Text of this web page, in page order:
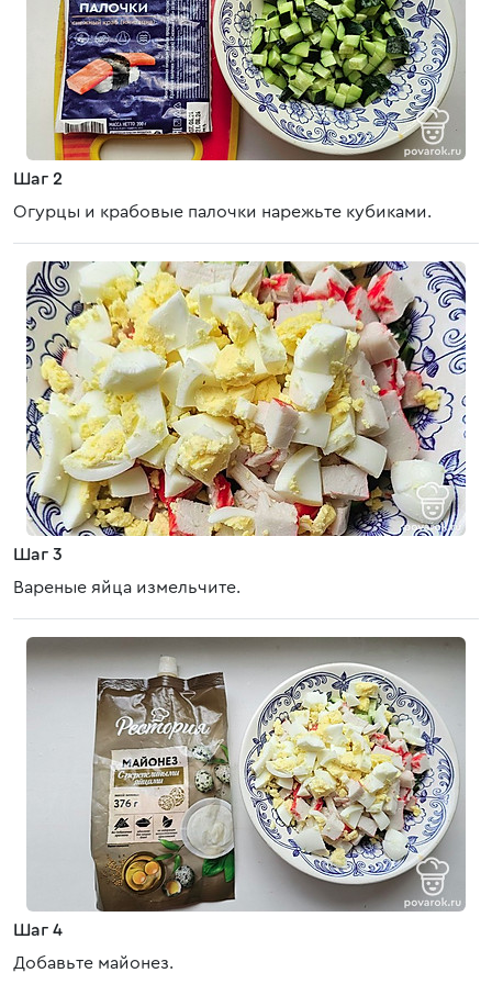
Шаг 2
Огурцы и крабовые палочки нарежьте кубиками.
Шаг 3
Вареные яйца измельчите.
Шаг 4
Добавьте майонез.